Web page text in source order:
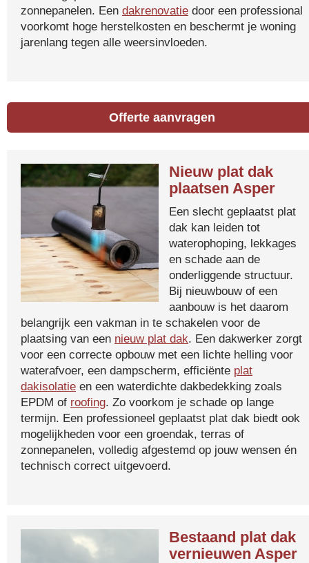
zonnepanelen. Een dakrenovatie door een professional
voorkomt hoge herstelkosten en beschermt je woning
jarenlang tegen alle weersinvloeden.
Offerte aanvragen
Nieuw plat dak
plaatsen Asper
Een slecht geplaatst plat
dak kan leiden tot
waterophoping, lekkages
en schade aan de
onderliggende structuur.
Bij nieuwbouw of een
aanbouw is het daarom
belangrijk een vakman in te schakelen voor de
plaatsing van een nieuw plat dak. Een dakwerker zorgt
voor een correcte opbouw met een lichte helling voor
waterafvoer, een dampscherm, efficiënte plat
dakisolatie en een waterdichte dakbedekking zoals
EPDM of roofing. Zo voorkom je schade op lange
termijn. Een professioneel geplaatst plat dak biedt ook
mogelijkheden voor een groendak, terras of
zonnepanelen, volledig afgestemd op jouw wensen én
technisch correct uitgevoerd.
Bestaand plat dak
vernieuwen Asper